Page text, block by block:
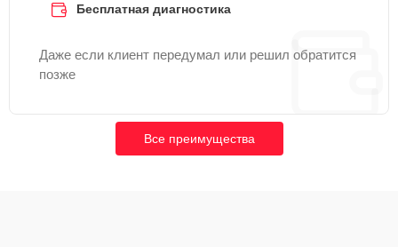
Бесплатная диагностика
Даже если клиент передумал или решил обратится
позже
Все преимущества